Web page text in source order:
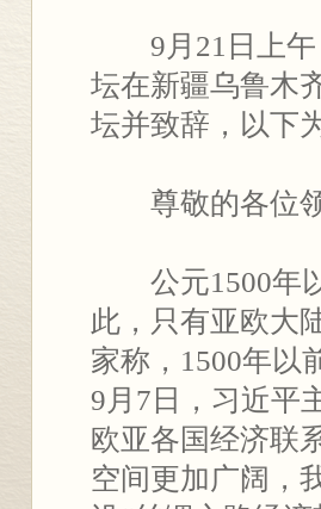
9月21日上午
坛在新疆乌鲁木
坛并致辞，以下
尊敬的各位领
公元1500年以
此，只有亚欧大
家称，1500年以
9月7日，习近平
欧亚各国经济联
空间更加广阔，